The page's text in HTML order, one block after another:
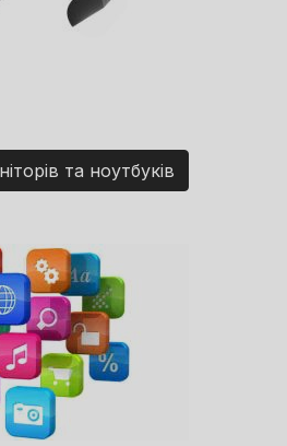
та ноутбуків